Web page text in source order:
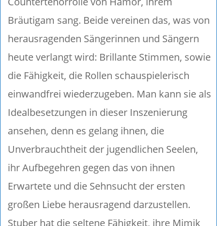
Bräutigam sang. Beide vereinen das, was von
herausragenden Sängerinnen und Sängern
heute verlangt wird: Brillante Stimmen, sowie
die Fähigkeit, die Rollen schauspielerisch
einwandfrei wiederzugeben. Man kann sie als
Idealbesetzungen in dieser Inszenierung
ansehen, denn es gelang ihnen, die
Unverbrauchtheit der jugendlichen Seelen,
ihr Aufbegehren gegen das von ihnen
Erwartete und die Sehnsucht der ersten
großen Liebe herausragend darzustellen.
Stuber hat die seltene Fähigkeit, ihre Mimik